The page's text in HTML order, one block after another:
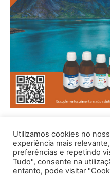
Utilizamos cookies no
experiência mais
preferências e repetindo
Tudo", consente na
entanto, pode visitar